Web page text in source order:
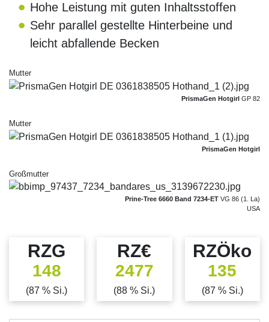
Hohe Leistung mit guten Inhaltsstoffen
Sehr parallel gestellte Hinterbeine und
leicht abfallende Becken
Mutter
PrismaGen Hotgirl GP 82
Mutter
PrismaGen Hotgirl
Großmutter
Prine-Tree 6660 Band 7234-ET VG 86 (1. La)
USA
RZG
148
(87 % Si.)
RZ€
2477
(88 % Si.)
RZÖko
135
(87 % Si.)